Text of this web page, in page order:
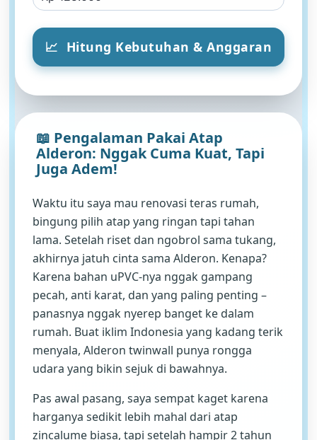
📈 Hitung Kebutuhan & Anggaran
📖 Pengalaman Pakai Atap
Alderon: Nggak Cuma Kuat, Tapi
Juga Adem!
Waktu itu saya mau renovasi teras rumah,
bingung pilih atap yang ringan tapi tahan
lama. Setelah riset dan ngobrol sama tukang,
akhirnya jatuh cinta sama Alderon. Kenapa?
Karena bahan uPVC-nya nggak gampang
pecah, anti karat, dan yang paling penting –
panasnya nggak nyerep banget ke dalam
rumah. Buat iklim Indonesia yang kadang terik
menyala, Alderon twinwall punya rongga
udara yang bikin sejuk di bawahnya.
Pas awal pasang, saya sempat kaget karena
harganya sedikit lebih mahal dari atap
zincalume biasa, tapi setelah hampir 2 tahun